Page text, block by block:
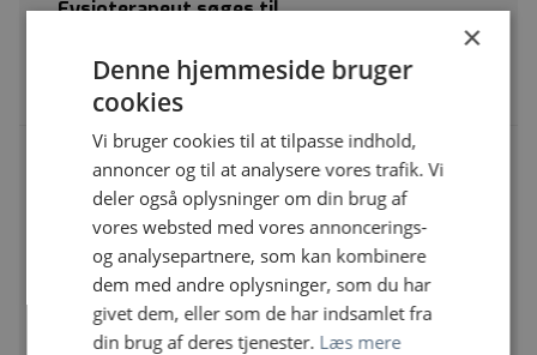
Fysioterapeut søges til
Specialsektoren | Havrevangen 1, 9000 Aalborg
Fysioterapeut
Ved Psykiatrisk Center København,
Psykoterapeutisk Klinik, er én 37-timers
stilling som teamkoordinator og
psykolog/psykoterapeut ledige til
besættelse pr. 1.10.26 eller snarest muligt
Bispebjerg og Frederiksberg Hospital | Nannasgade
28, 2200 København
Fysioterapeut
×
Denne hjemmeside bruger
cookies
Vi bruger cookies til at tilpasse indhold,
annoncer og til at analysere vores trafik. Vi
deler også oplysninger om din brug af
vores websted med vores annoncerings-
og analysepartnere, som kan kombinere
dem med andre oplysninger, som du har
givet dem, eller som de har indsamlet fra
din brug af deres tjenester. Læs mere